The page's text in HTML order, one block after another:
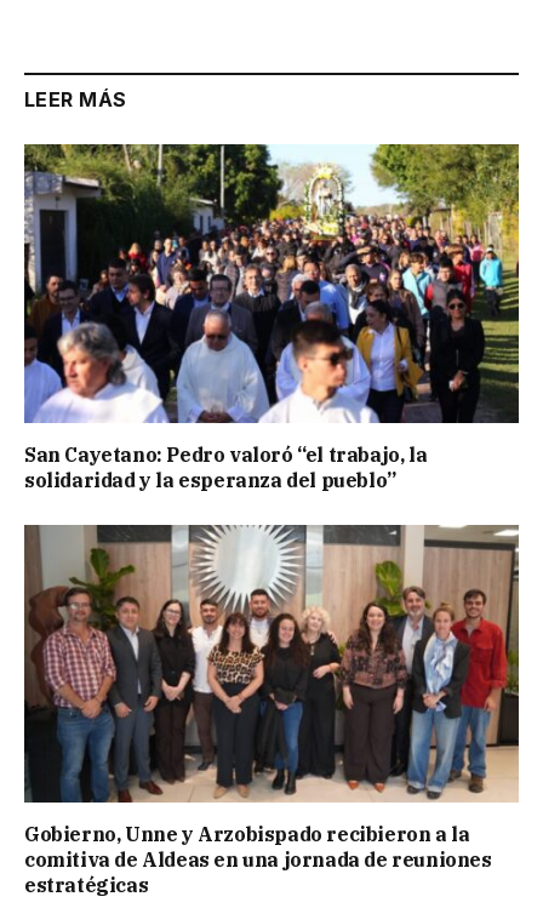
LEER MÁS
San Cayetano: Pedro valoró “el trabajo, la
solidaridad y la esperanza del pueblo”
Gobierno, Unne y Arzobispado recibieron a la
comitiva de Aldeas en una jornada de reuniones
estratégicas